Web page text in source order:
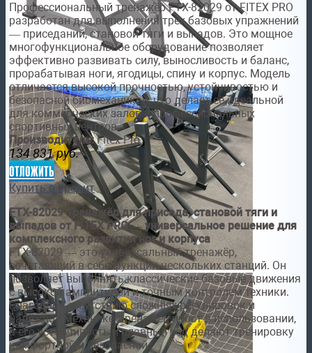
Профессиональный тренажёр FTX-82029 от FITEX PRO
разработан для выполнения трёх базовых упражнений
— приседаний, становой тяги и выпадов. Это мощное
многофункциональное оборудование позволяет
эффективно развивать силу, выносливость и баланс,
прорабатывая ноги, ягодицы, спину и корпус. Модель
отличается высокой прочностью, устойчивостью и
безопасной биомеханикой, что делает её идеальной
для коммерческих залов и профессиональных
спортивных центров.
Производитель:Fitex Pro
134 831 руб.
отложить
Купить в кредит
FTX-82029 Тренажёр для приседа, становой тяги и
выпадов от FITEX PRO — универсальное решение для
комплексного развития ног и корпуса
FTX-82029 — это универсальный тренажёр,
сочетающий в себе функции нескольких станций. Он
позволяет выполнять классические базовые движения
с высокой амплитудой и точным контролем техники.
Благодаря отсутствию сложных регулировок и
надёжной механике, тренажёр прост в использовании,
а его устойчивость и плавный ход делают тренировку
комфортной и безопасной.